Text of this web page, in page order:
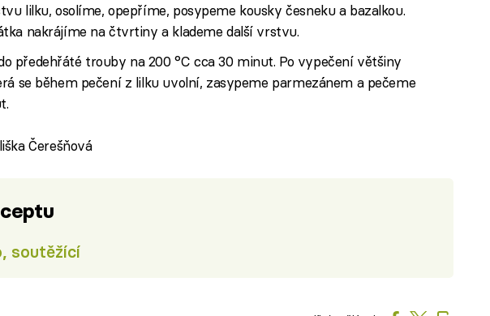
lilku, osolíme, opepříme, posypeme kousky česneku a bazalkou.
nakrájíme na čtvrtiny a klademe další vrstvu.
předehřáté trouby na 200 °C cca 30 minut. Po vypečení většiny
se během pečení z lilku uvolní, zasypeme parmezánem a pečeme
Čerešňová
soutěžící